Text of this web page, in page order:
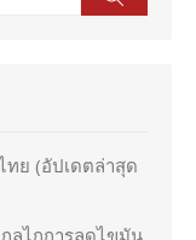
ทย (อัปเดตล่าสุด
กลไกการลดไขมัน